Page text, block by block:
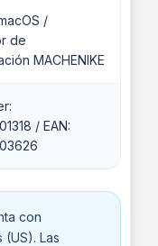
/
de
MACHENIKE
/ EAN:
con
Las